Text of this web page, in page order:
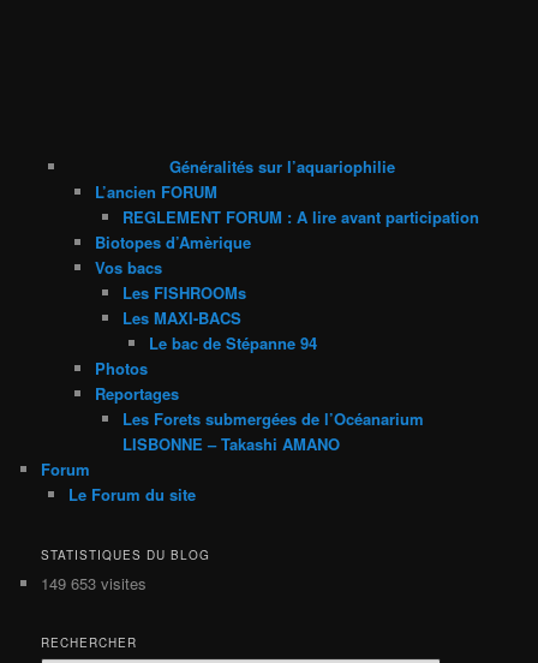
Généralités sur l’aquariophilie
L’ancien FORUM
REGLEMENT FORUM : A lire avant participation
Biotopes d’Amèrique
Vos bacs
Les FISHROOMs
Les MAXI-BACS
Le bac de Stépanne 94
Photos
Reportages
Les Forets submergées de l’Océanarium
LISBONNE – Takashi AMANO
Forum
Le Forum du site
STATISTIQUES DU BLOG
149 653 visites
RECHERCHER